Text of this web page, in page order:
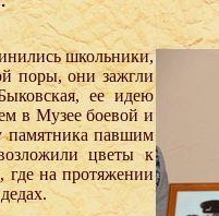
школьники,
поры, они зажгли
ее идею
в Музее боевой и
памятника павшим
цветы к
где на протяжении